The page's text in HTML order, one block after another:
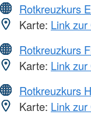
Rotkreuzkurs
Karte: Link
Rotkreuzkurs
Karte: Link
Rotkreuzkurs
Karte: Link